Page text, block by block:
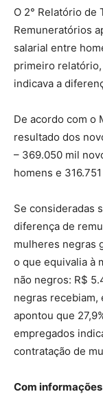
O 2° Relatório de
Remuneratórios
salarial entre
primeiro
indicava a
De acordo com o
resultado dos
– 369.050 mil
homens e
Se consideradas
diferença de
mulheres negras
o que equivalia à
não negros: R$
negras recebiam,
apontou que
empregados
contratação de
Com